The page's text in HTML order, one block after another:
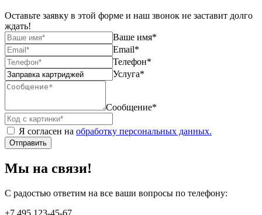
Оставьте заявку в этой форме и наш звонок не заставит долго
ждать!
Ваше имя*
Email*
Телефон*
Услуга*
Сообщение*
Я согласен на обработку персональных данных.
Отправить
Мы на связи!
С радостью ответим на все ваши вопросы по телефону:
+7 495 123-45-67